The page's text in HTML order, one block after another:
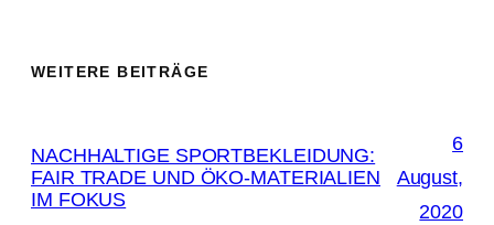
WEITERE BEITRÄGE
NACHHALTIGE SPORTBEKLEIDUNG:
FAIR TRADE UND ÖKO-MATERIALIEN
IM FOKUS
6
August,
2020